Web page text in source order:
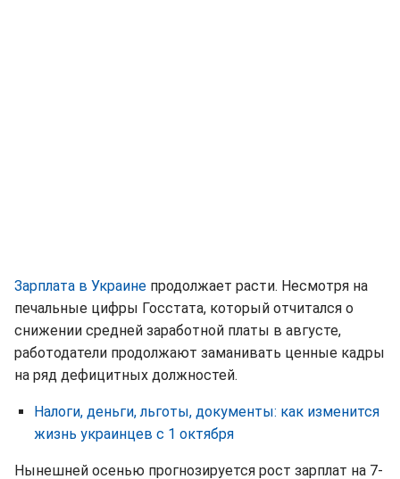
Зарплата в Украине продолжает расти. Несмотря на
печальные цифры Госстата, который отчитался о
снижении средней заработной платы в августе,
работодатели продолжают заманивать ценные кадры
на ряд дефицитных должностей.
Налоги, деньги, льготы, документы: как изменится
жизнь украинцев с 1 октября
Нынешней осенью прогнозируется рост зарплат на 7-